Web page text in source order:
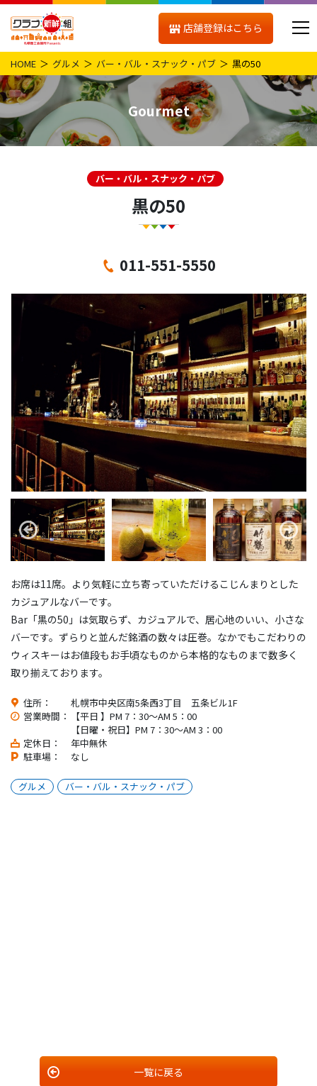
店舗登録はこちら
HOME グルメ バー・バル・スナック・パブ 黒の50
Gourmet
バー・バル・スナック・パブ
黒の50
011-551-5550
お席は11席。より気軽に立ち寄っていただけるこじんまりとした
カジュアルなバーです。
Bar「黒の50」は気取らず、カジュアルで、居心地のいい、小さな
バーです。ずらりと並んだ銘酒の数々は圧巻。なかでもこだわりの
ウィスキーはお値段もお手頃なものから本格的なものまで数多く
取り揃えております。
住所：
札幌市中央区南5条西3丁目 五条ビル1F
営業時間：
【平日 】PM 7：30～AM 5：00
【日曜・祝日】PM 7：30～AM 3：00
定休日：
年中無休
駐車場：
なし
グルメ バー・バル・スナック・パブ
一覧に戻る